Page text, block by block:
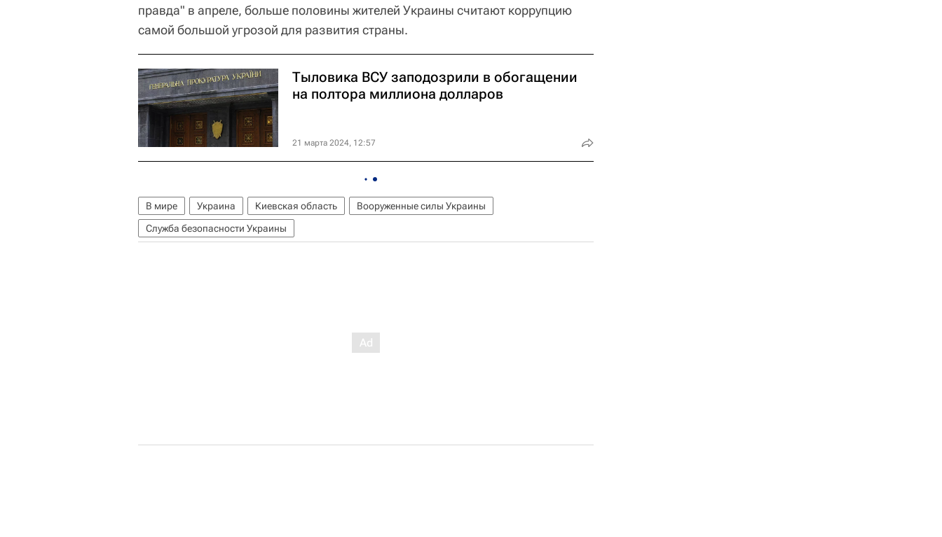
правда" в апреле, больше половины жителей Украины считают коррупцию
самой большой угрозой для развития страны.
Тыловика ВСУ заподозрили в обогащении
на полтора миллиона долларов
21 марта 2024, 12:57
В мире Украина Киевская область
Вооруженные силы Украины
Служба безопасности Украины